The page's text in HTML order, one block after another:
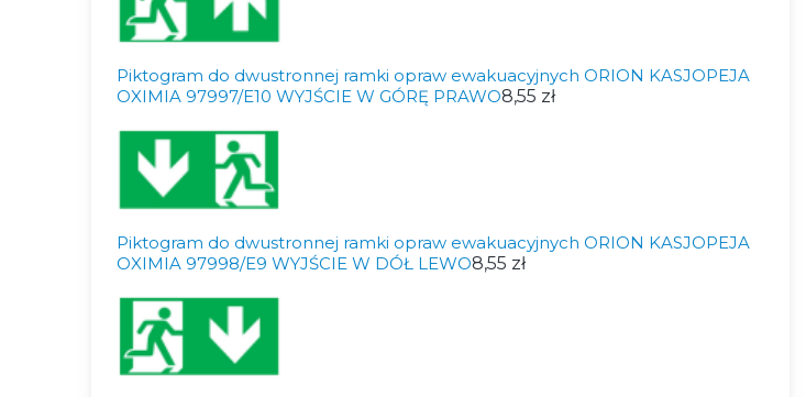
Piktogram do dwustronnej ramki opraw ewakuacyjnych ORION KASJOPEJA
OXIMIA 97997/E10 WYJŚCIE W GÓRĘ PRAWO8,55 zł
Piktogram do dwustronnej ramki opraw ewakuacyjnych ORION KASJOPEJA
OXIMIA 97998/E9 WYJŚCIE W DÓŁ LEWO8,55 zł